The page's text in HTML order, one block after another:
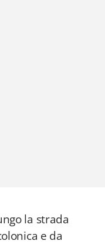
la strada
e da